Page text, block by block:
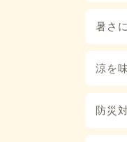
暑さ
涼を
防災